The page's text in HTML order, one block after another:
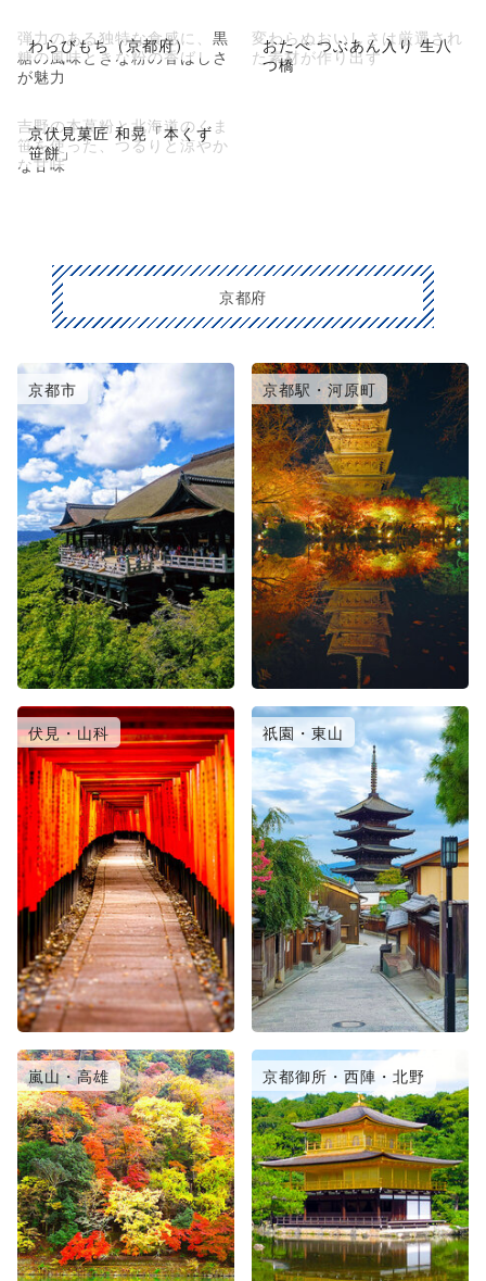
わらびもち（京都府）
弾力のある独特な食感に、黒
糖の風味ときな粉の香ばしさ
が魅力
おたべ つぶあん入り 生八
つ橋
変わらぬおいしさは厳選され
た素材が作り出す
京伏見菓匠 和晃「本くず
笹餅」
吉野の本葛粉と北海道のくま
笹を使った、つるりと涼やか
な甘味
京都府
京都市 京都駅・河原町
伏見・山科 祇園・東山
嵐山・高雄 京都御所・西陣・北野